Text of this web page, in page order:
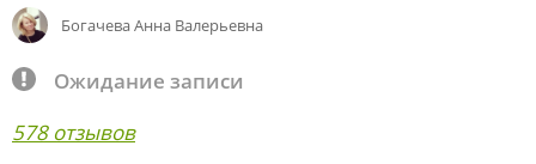
Богачева Анна Валерьевна
Ожидание записи
578 отзывов